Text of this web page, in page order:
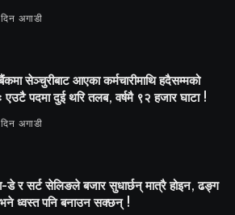
अगाडी
सेञ्चुरीबाट आएका कर्मचारीमाथि हदैसम्मको
एउटै पदमा दुई थरि तलब, वर्षमै ९२ हजार घाटा !
अगाडी
डे र सर्ट सेलिङले बजार सुधार्छन् मात्रै होइन, ढङ्ग
ध्वस्त पनि बनाउन सक्छन् !